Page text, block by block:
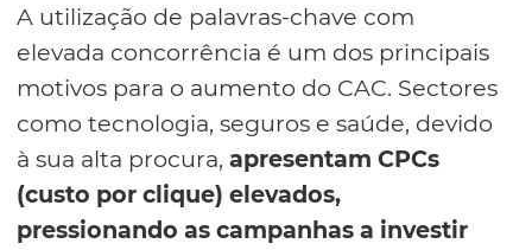
A utilização de palavras-chave com
elevada concorrência é um dos principais
motivos para o aumento do CAC. Sectores
como tecnologia, seguros e saúde, devido
à sua alta procura, apresentam CPCs
(custo por clique) elevados,
pressionando as campanhas a investir